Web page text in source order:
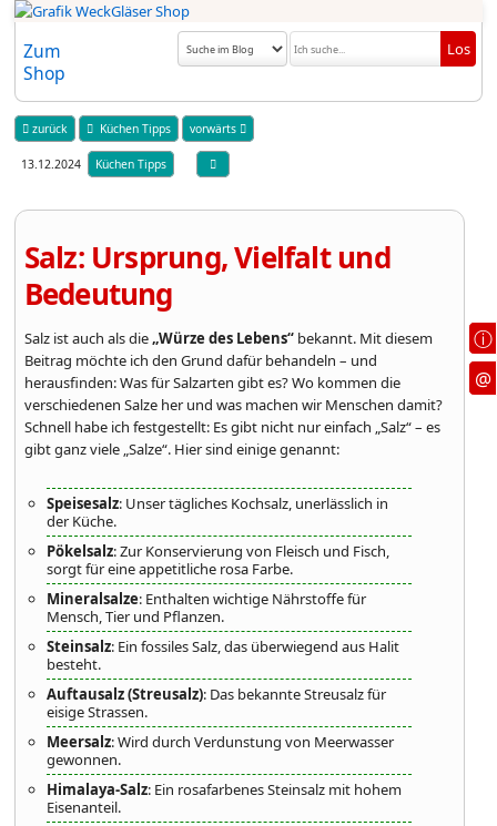
Zum
Shop
zurück Küchen Tipps vorwärts
13.12.2024 Küchen Tipps
Salz: Ursprung, Vielfalt und
Bedeutung
Salz ist auch als die„Würze des Lebens“bekannt. Mit diesem
Beitrag möchte ich den Grund dafür behandeln – und
herausfinden: Was für Salzarten gibt es? Wo kommen die
verschiedenen Salze her und was machen wir Menschen damit?
Schnell habe ich festgestellt: Es gibt nicht nur einfach „Salz“ – es
gibt ganz viele „Salze“. Hier sind einige genannt:
Speisesalz: Unser tägliches Kochsalz, unerlässlich in
der Küche.
Pökelsalz: Zur Konservierung von Fleisch und Fisch,
sorgt für eine appetitliche rosa Farbe.
Mineralsalze: Enthalten wichtige Nährstoffe für
Mensch, Tier und Pflanzen.
Steinsalz: Ein fossiles Salz, das überwiegend aus Halit
besteht.
Auftausalz (Streusalz): Das bekannte Streusalz für
eisige Strassen.
Meersalz: Wird durch Verdunstung von Meerwasser
gewonnen.
Himalaya-Salz: Ein rosafarbenes Steinsalz mit hohem
Eisenanteil.
ⓘ
@